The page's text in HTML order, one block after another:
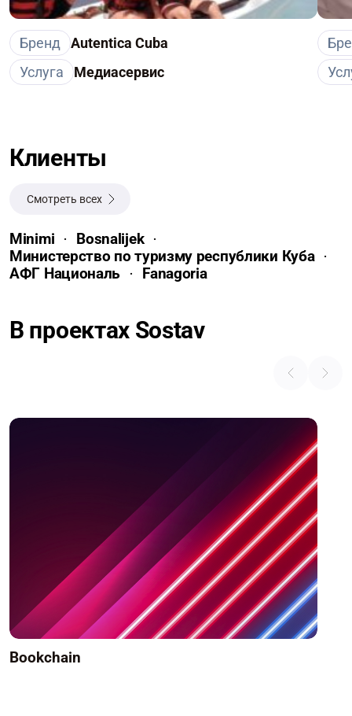
Бренд
Autentica Cuba
Услуга
Медиасервис
Клиенты
Смотреть всех
Minimi
Bosnalijek
Министерство по туризму республики Куба
АФГ Националь
Fanagoria
В проектах Sostav
Bookchain